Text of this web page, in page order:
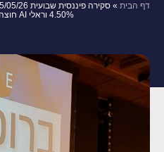
דף הבית »
4.50% וראלי AI חוצה חצי מ-S&P 500